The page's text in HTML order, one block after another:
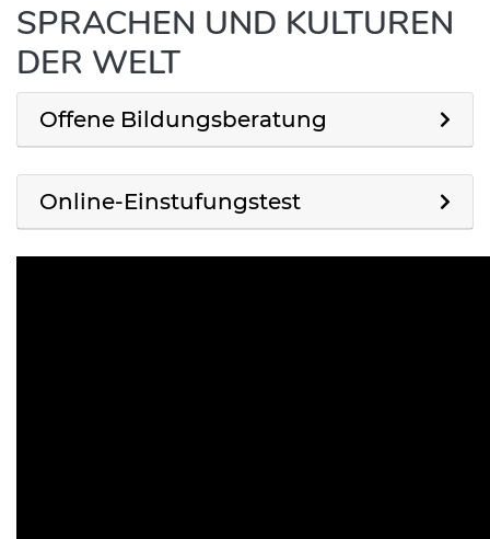
SPRACHEN UND KULTUREN
DER WELT
Offene Bildungsberatung
Online-Einstufungstest